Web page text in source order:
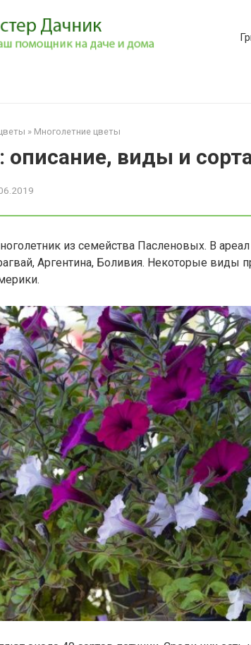
» Многолетние цветы
описание, виды и
из семейства Пасленовых. В
Аргентина, Боливия. Некоторые виды